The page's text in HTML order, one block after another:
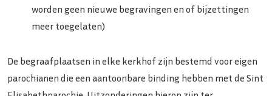
worden geen nieuwe begravingen en of bijzettingen
meer toegelaten)
De begraafplaatsen in elke kerkhof zijn bestemd voor eigen
parochianen die een aantoonbare binding hebben met de Sint